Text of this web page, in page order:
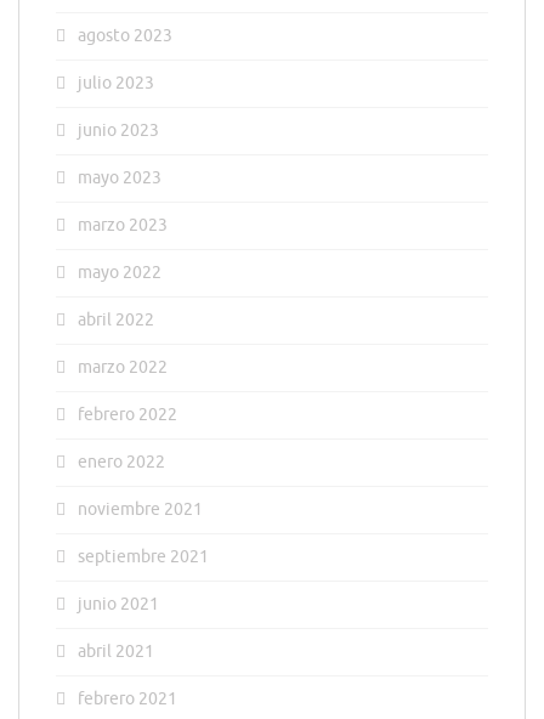
agosto 2023
julio 2023
junio 2023
mayo 2023
marzo 2023
mayo 2022
abril 2022
marzo 2022
febrero 2022
enero 2022
noviembre 2021
septiembre 2021
junio 2021
abril 2021
febrero 2021